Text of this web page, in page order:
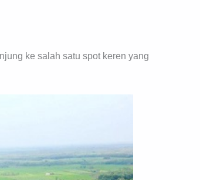
ke salah satu spot keren yang